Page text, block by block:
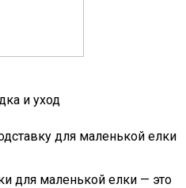
и уход
для маленькой елки
для маленькой елки — это